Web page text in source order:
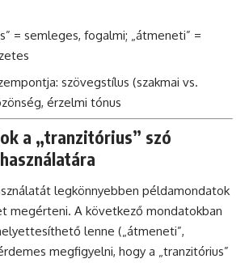
= semleges, fogalmi; „átmeneti” =
szövegstílus (szakmai vs.
érzelmi tónus
a „tranzitórius” szó
legkönnyebben példamondatok
megérteni. A következő mondatokban
lenne („átmeneti”,
megfigyelni, hogy a „tranzitórius”